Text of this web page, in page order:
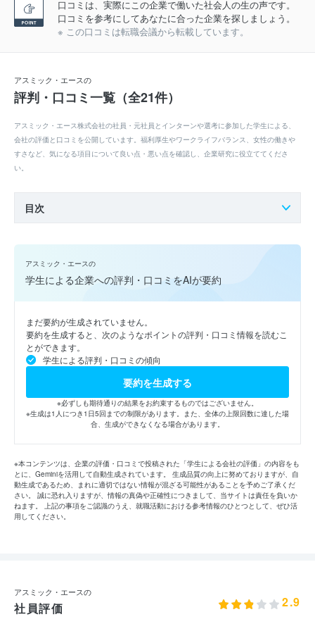
口コミは、実際にこの企業で働いた社会人の生の声です。
口コミを参考にしてあなたに合った企業を探しましょう。
※ この口コミは転職会議から転載しています。
アスミック・エースの
評判・口コミ一覧（全21件）
アスミック・エース株式会社の社員・元社員とインターンや選考に参加した学生による、
会社の評価と口コミを公開しています。福利厚生やワークライフバランス、女性の働きや
すさなど、気になる項目について良い点・悪い点を確認し、企業研究に役立ててくださ
い。
目次
アスミック・エースの
学生による企業への評判・口コミをAIが要約
まだ要約が生成されていません。
要約を生成すると、次のようなポイントの評判・口コミ情報を読むこ
とができます。
学生による評判・口コミの傾向
要約を生成する
※必ずしも期待通りの結果をお約束するものではございません。
※生成は1人につき1日5回までの制限があります。また、全体の上限回数に達した場
合、生成ができなくなる場合があります。
※本コンテンツは、企業の評価・口コミで投稿された「学生による会社の評価」の内容をも
とに、Geminiを活用して自動生成されています。 生成品質の向上に努めておりますが、自
動生成であるため、まれに適切ではない情報が混ざる可能性があることを予めご了承くだ
さい。 誠に恐れ入りますが、情報の真偽や正確性につきまして、当サイトは責任を負いか
ねます。 上記の事項をご認識のうえ、就職活動における参考情報のひとつとして、ぜひ活
用してください。
アスミック・エースの
社員評価 2.9